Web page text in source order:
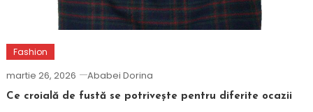
Fashion
martie 26, 2026 Ababei Dorina
Ce croială de fustă se potrivește pentru diferite ocazii